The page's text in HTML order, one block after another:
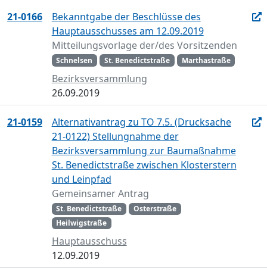
21-0166
Bekanntgabe der Beschlüsse des
Hauptausschusses am 12.09.2019
Mitteilungsvorlage der/des Vorsitzenden
Schnelsen St. Benedictstraße Marthastraße
Bezirksversammlung
26.09.2019
21-0159
Alternativantrag zu TO 7.5. (Drucksache
21-0122) Stellungnahme der
Bezirksversammlung zur Baumaßnahme
St. Benedictstraße zwischen Klosterstern
und Leinpfad
Gemeinsamer Antrag
St. Benedictstraße
Osterstraße
Heilwigstraße
Hauptausschuss
12.09.2019